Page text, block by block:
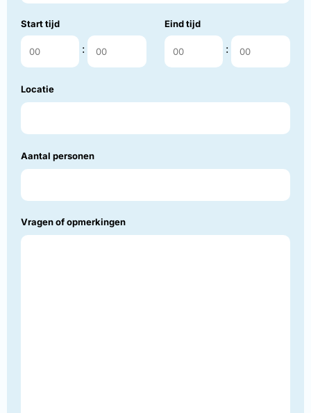
Start tijd
:
Eind tijd
:
Locatie
Aantal personen
Vragen of opmerkingen